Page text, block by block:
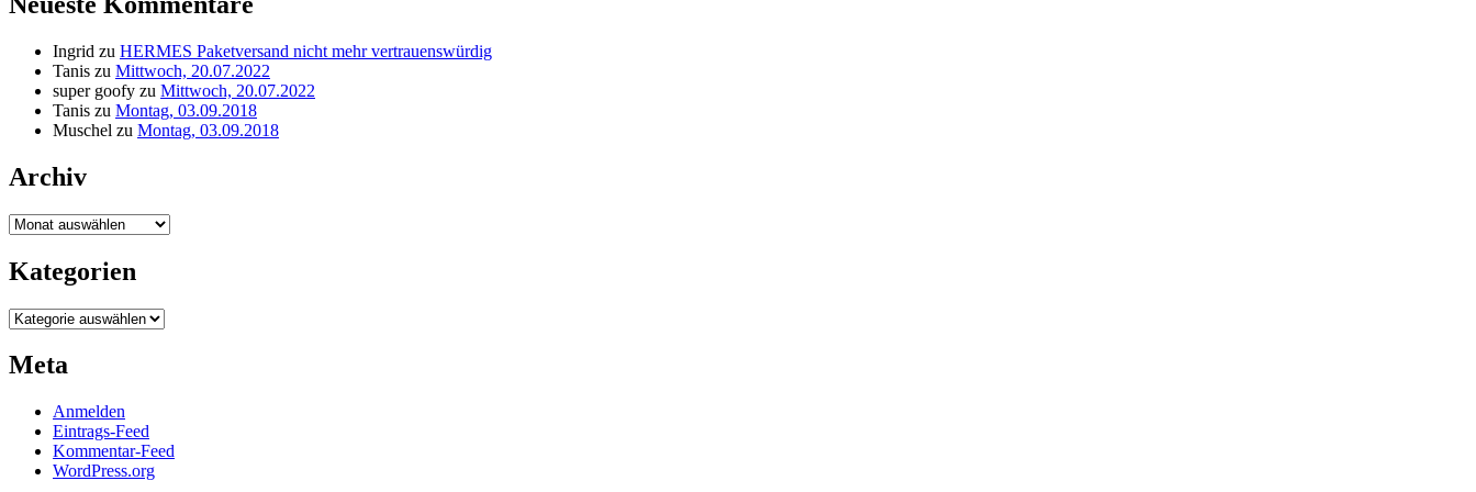
Ingrid zu HERMES Paketversand nicht mehr vertrauenswürdig
Tanis zu Mittwoch, 20.07.2022
super goofy zu Mittwoch, 20.07.2022
Tanis zu Montag, 03.09.2018
Muschel zu Montag, 03.09.2018
Archiv
Archiv
Kategorien
Kategorien
Meta
Anmelden
Eintrags-Feed
Kommentar-Feed
WordPress.org